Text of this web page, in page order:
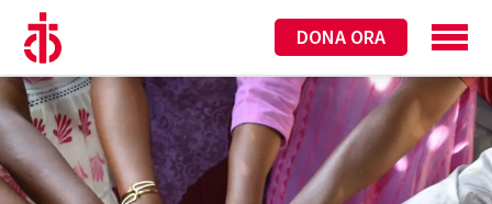
DONA ORA